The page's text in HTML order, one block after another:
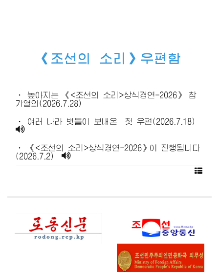
《조선의 소리》우편함
· 높아지는 《<조선의 소리>상식경연-2026》 참
가열의(2026.7.28)
· 여러 나라 벗들이 보내온 첫 우편(2026.7.18)
· 《<조선의 소리>상식경연-2026》이 진행됩니다
(2026.7.2)